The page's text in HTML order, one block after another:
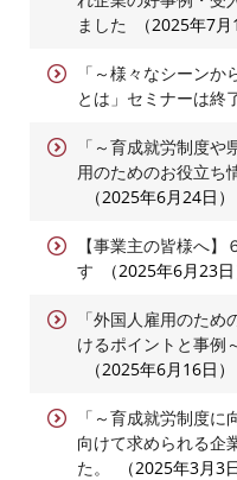
ました
2025年7月
「～様々なシーン
とは」セミナーは終
「～育成就労制度
用のためのお役立ち
2025年6月24日
【事業主の皆様へ
す
2025年6月23日
「外国人雇用のた
けるポイントと事例
2025年6月16日
「～育成就労制度
向けて求められる企
た。
2025年3月3